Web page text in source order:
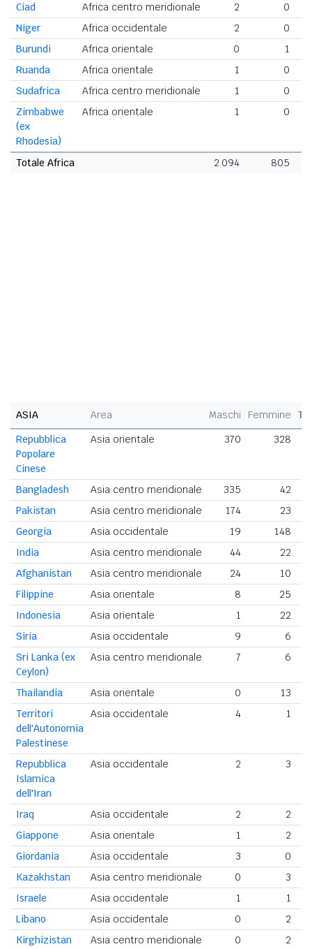
Ciad
Africa centro meridionale 2
0
Niger
Africa occidentale 2
0
Burundi
Africa orientale 0
1
Ruanda
Africa orientale 1
0
Sudafrica
Africa centro meridionale 1
0
Zimbabwe
(ex
Rhodesia)
Africa orientale 1 0
Totale Africa 2.094 805
ASIA Area Maschi Femmine
Repubblica
Popolare
Cinese
Asia orientale 370 328
Bangladesh Asia centro meridionale 335
42
Pakistan
Asia centro meridionale 174
23
Georgia
Asia occidentale 19
148
India
Asia centro meridionale 44
22
Afghanistan
Asia centro meridionale 24
10
Filippine
Asia orientale 8
25
Indonesia
Asia orientale 1
22
Siria
Asia occidentale 9
6
Sri Lanka (ex
Ceylon)
Asia centro meridionale 7 6
Thailandia Asia orientale 0
13
Territori
dell'Autonomia
Palestinese
Asia occidentale 4 1
Repubblica
Islamica
dell'Iran
Asia occidentale 2 3
Iraq Asia occidentale 2
2
Giappone
Asia orientale 1
2
Giordania
Asia occidentale 3
0
Kazakhstan
Asia centro meridionale 0
3
Israele
Asia occidentale 1
1
Libano
Asia occidentale 0
2
Kirghizistan
Asia centro meridionale 0
2